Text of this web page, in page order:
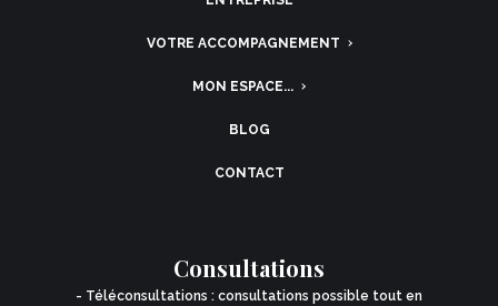
VOTRE ACCOMPAGNEMENT
MON ESPACE...
BLOG
CONTACT
Consultations
- Téléconsultations : consultations possible tout en